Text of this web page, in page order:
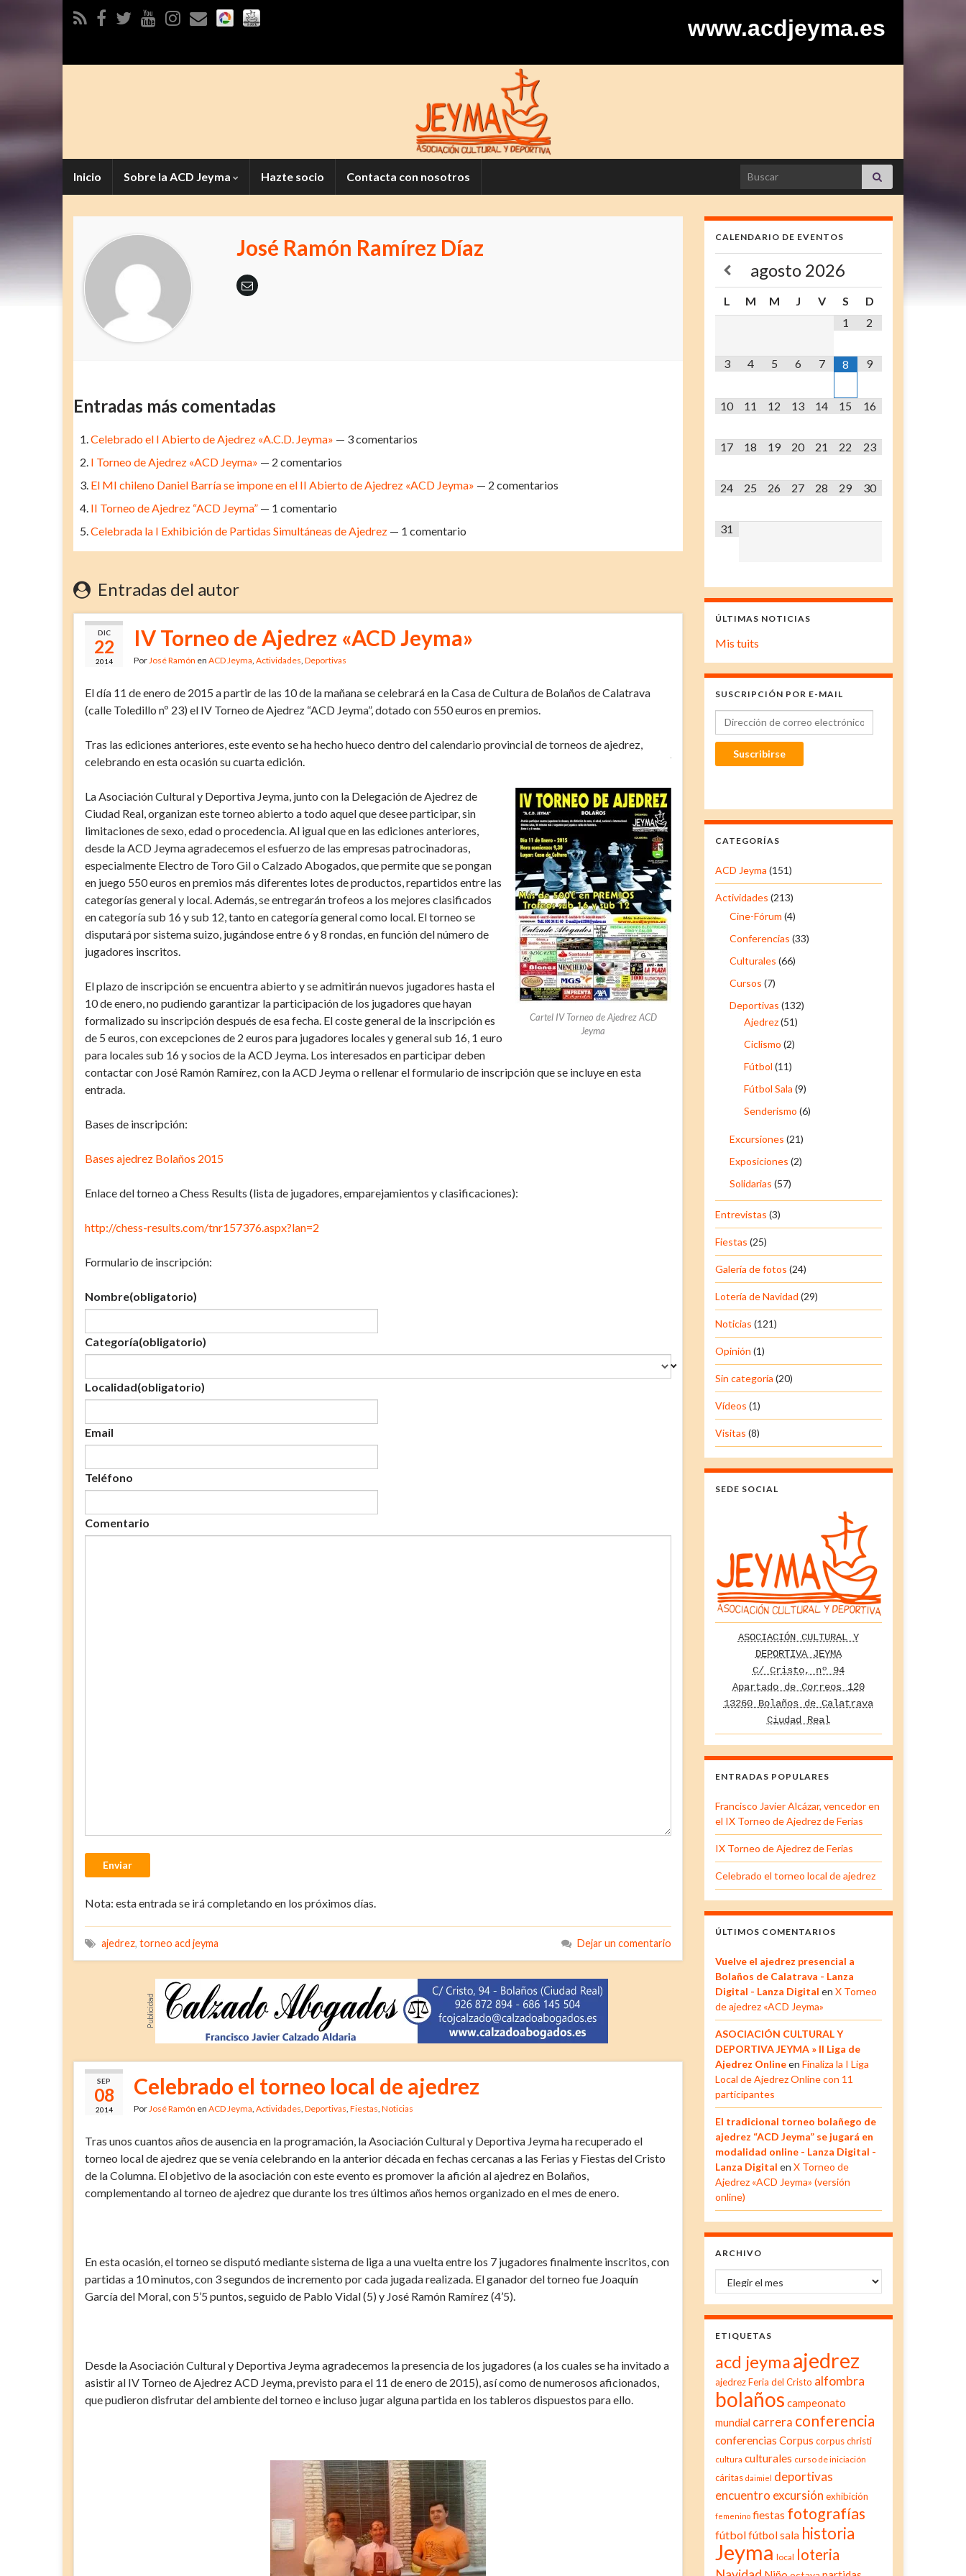
www.acdjeyma.es
Inicio Sobre la ACD Jeyma Hazte socio Contacta con nosotros Search for:
José Ramón Ramírez Díaz
Entradas más comentadas
Celebrado el I Abierto de Ajedrez «A.C.D. Jeyma» — 3 comentarios
I Torneo de Ajedrez «ACD Jeyma» — 2 comentarios
El MI chileno Daniel Barría se impone en el II Abierto de Ajedrez «ACD Jeyma» — 2 comentarios
II Torneo de Ajedrez “ACD Jeyma” — 1 comentario
Celebrada la I Exhibición de Partidas Simultáneas de Ajedrez — 1 comentario
Entradas del autor
DIC
22
2014
IV Torneo de Ajedrez «ACD Jeyma»
Por José Ramón en ACD Jeyma Actividades Deportivas
El día 11 de enero de 2015 a partir de las 10 de la mañana se celebrará en la Casa de Cultura de Bolaños de Calatrava
(calle Toledillo nº 23) el IV Torneo de Ajedrez “ACD Jeyma”, dotado con 550 euros en premios.
Tras las ediciones anteriores, este evento se ha hecho hueco dentro del calendario provincial de torneos de ajedrez,
celebrando en esta ocasión su cuarta edición.
Cartel IV Torneo de Ajedrez ACD
Jeyma
La Asociación Cultural y Deportiva Jeyma, junto con la Delegación de Ajedrez de
Ciudad Real, organizan este torneo abierto a todo aquel que desee participar, sin
limitaciones de sexo, edad o procedencia. Al igual que en las ediciones anteriores,
desde la ACD Jeyma agradecemos el esfuerzo de las empresas patrocinadoras,
especialmente Electro de Toro Gil o Calzado Abogados, que permite que se pongan
en juego 550 euros en premios más diferentes lotes de productos, repartidos entre las
categorías general y local. Además, se entregarán trofeos a los mejores clasificados
en categoría sub 16 y sub 12, tanto en categoría general como local. El torneo se
disputará por sistema suizo, jugándose entre 6 y 8 rondas, en función del número de
jugadores inscritos.
El plazo de inscripción se encuentra abierto y se admitirán nuevos jugadores hasta el
10 de enero, no pudiendo garantizar la participación de los jugadores que hayan
formalizado su inscripción después de esa fecha. El coste general de la inscripción es
de 5 euros, con excepciones de 2 euros para jugadores locales y general sub 16, 1 euro
para locales sub 16 y socios de la ACD Jeyma. Los interesados en participar deben
contactar con José Ramón Ramírez, con la ACD Jeyma o rellenar el formulario de inscripción que se incluye en esta
entrada.
Bases de inscripción:
Bases ajedrez Bolaños 2015
Enlace del torneo a Chess Results (lista de jugadores, emparejamientos y clasificaciones):
http://chess-results.com/tnr157376.aspx?lan=2
Formulario de inscripción:
Nombre(obligatorio)
Categoría(obligatorio)
Localidad(obligatorio)
Email
Teléfono
Comentario
Enviar
Nota: esta entrada se irá completando en los próximos días.
ajedrez, torneo acd jeyma Dejar un comentario
SEP
08
2014
Celebrado el torneo local de ajedrez
Por José Ramón en ACD Jeyma Actividades Deportivas Fiestas Noticias
Tras unos cuantos años de ausencia en la programación, la Asociación Cultural y Deportiva Jeyma ha recuperado el
torneo local de ajedrez que se venía celebrando en la anterior década en fechas cercanas a las Ferias y Fiestas del Cristo
de la Columna. El objetivo de la asociación con este evento es promover la afición al ajedrez en Bolaños,
complementando al torneo de ajedrez que durante los tres últimos años hemos organizado en el mes de enero.
En esta ocasión, el torneo se disputó mediante sistema de liga a una vuelta entre los 7 jugadores finalmente inscritos, con
partidas a 10 minutos, con 3 segundos de incremento por cada jugada realizada. El ganador del torneo fue Joaquín
García del Moral, con 5’5 puntos, seguido de Pablo Vidal (5) y José Ramón Ramírez (4’5).
Desde la Asociación Cultural y Deportiva Jeyma agradecemos la presencia de los jugadores (a los cuales se ha invitado a
asistir al IV Torneo de Ajedrez ACD Jeyma, previsto para el 11 de enero de 2015), así como de numerosos aficionados,
que pudieron disfrutar del ambiente del torneo e incluso jugar alguna partida en los tableros dispuestos para ello.
CALENDARIO DE EVENTOS
agosto 2026
L M M J V S
D
1
2
3 4 5 6 7 8 9
10 11 12 13 14 15 16
17 18 19 20 21 22 23
24 25 26 27 28 29 30
31
ÚLTIMAS NOTICIAS
Mis tuits
SUSCRIPCIÓN POR E-MAIL
Dirección de correo electrónico
Suscribirse
CATEGORÍAS
ACD Jeyma (151)
Actividades (213)
Cine-Fórum (4)
Conferencias (33)
Culturales (66)
Cursos (7)
Deportivas (132)
Ajedrez(51)
Ciclismo (2)
Fútbol (11)
Fútbol Sala (9)
Senderismo (6)
Excursiones (21)
Exposiciones (2)
Solidarias (57)
Entrevistas (3)
Fiestas (25)
Galería de fotos (24)
Lotería de Navidad (29)
Noticias (121)
Opinión (1)
Sin categoría (20)
Vídeos (1)
Visitas (8)
SEDE SOCIAL
ASOCIACIÓN CULTURAL Y
DEPORTIVA JEYMA
C/ Cristo, nº 94
Apartado de Correos 120
13260 Bolaños de Calatrava
Ciudad Real
ENTRADAS POPULARES
Francisco Javier Alcázar, vencedor en
el IX Torneo de Ajedrez de Ferias
IX Torneo de Ajedrez de Ferias
Celebrado el torneo local de ajedrez
ÚLTIMOS COMENTARIOS
Vuelve el ajedrez presencial a
Bolaños de Calatrava - Lanza
Digital - Lanza Digital en X Torneo
de ajedrez «ACD Jeyma»
ASOCIACIÓN CULTURAL Y
DEPORTIVA JEYMA » II Liga de
Ajedrez Onlineen Finaliza la I Liga
Local de Ajedrez Online con 11
participantes
El tradicional torneo bolañego de
ajedrez “ACD Jeyma” se jugará en
modalidad online - Lanza Digital -
Lanza Digital en X Torneo de
Ajedrez «ACD Jeyma» (versión
online)
ARCHIVO
Archivo
ETIQUETAS
acd jeymaajedrez
ajedrez Feria del Cristo alfombra
bolaños campeonato
mundial carrera conferencia
conferencias Corpus corpus christi
cultura culturales curso de iniciación
cáritas daimiel deportivas
encuentro excursión exhibición
femenino fiestas fotografías
fútbolfútbol sala historia
Jeyma local loteria